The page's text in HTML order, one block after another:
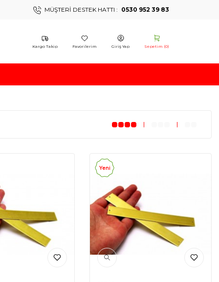
MÜŞTERI DESTEK HATTI : 0530 952 39 83
Kargo Takip Favorilerim Giriş Yap Sepetim (0)
Yeni